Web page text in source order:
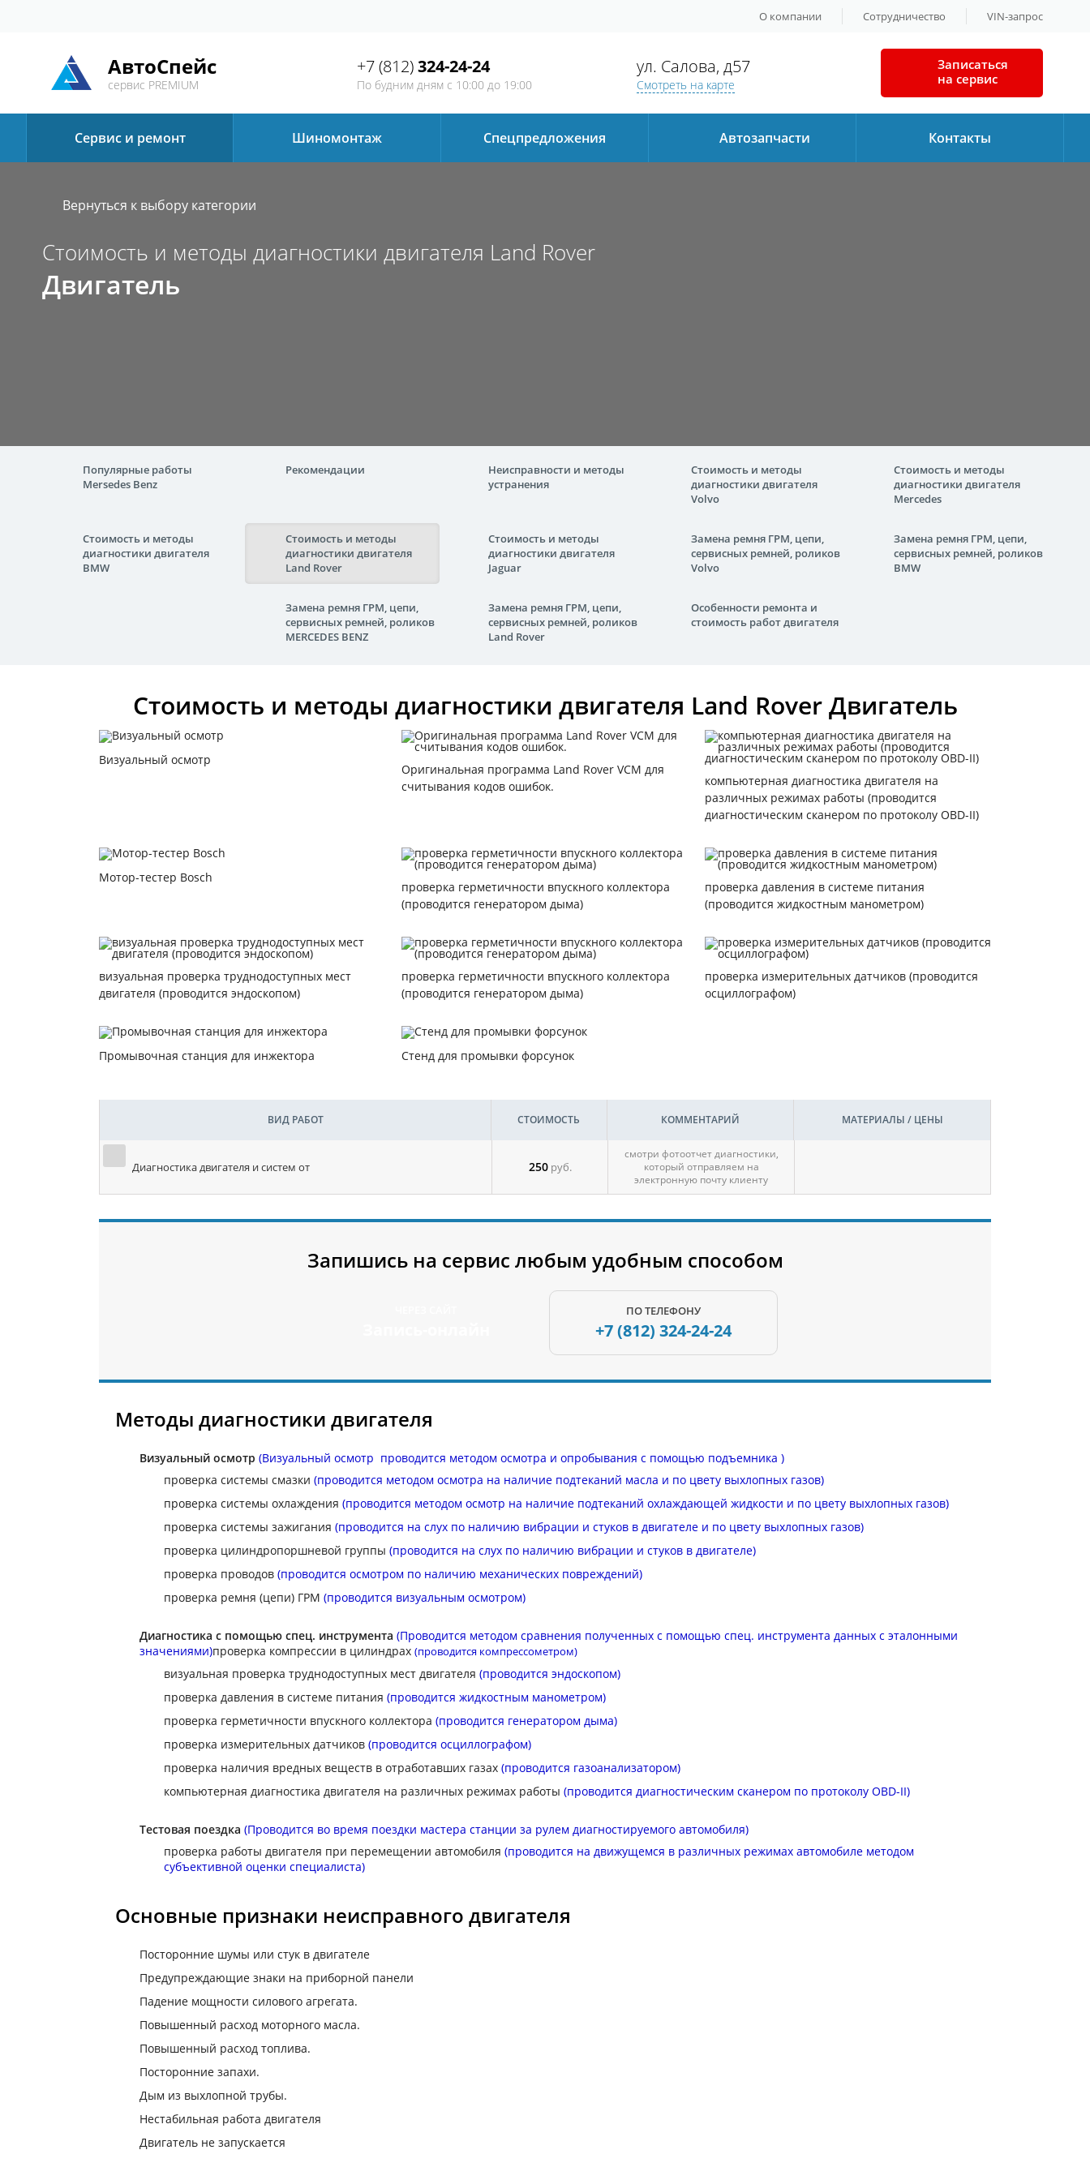
О компании Сотрудничество VIN-запрос
АвтоСпейс
сервис PREMIUM
+7 (812)324-24-24
По будним днямс 10:00 до 19:00
ул. Салова, д57
Смотреть на карте
Записаться
на сервис
Сервис и ремонт Шиномонтаж Спецпредложения Автозапчаcти Контакты
Вернуться к выбору категории
Стоимость и методы диагностики двигателя Land Rover
Двигатель
Популярные работы
Mersedes Benz
Рекомендации
Неисправности и методы
устранения
Стоимость и методы
диагностики двигателя
Volvo
Стоимость и методы
диагностики двигателя
Mercedes
Стоимость и методы
диагностики двигателя
BMW
Стоимость и методы
диагностики двигателя
Land Rover
Стоимость и методы
диагностики двигателя
Jaguar
Замена ремня ГРМ, цепи,
сервисных ремней, роликов
Volvo
Замена ремня ГРМ, цепи,
сервисных ремней, роликов
BMW
Замена ремня ГРМ, цепи,
сервисных ремней, роликов
MERCEDES BENZ
Замена ремня ГРМ, цепи,
сервисных ремней, роликов
Land Rover
Особенности ремонта и
стоимость работ двигателя
Стоимость и методы диагностики двигателя Land Rover Двигатель
Визуальный осмотр
Оригинальная программа Land Rover VCM для
считывания кодов ошибок.
компьютерная диагностика двигателя на
различных режимах работы (проводится
диагностическим сканером по протоколу OBD-II)
Мотор-тестер Bosch
проверка герметичности впускного коллектора
(проводится генератором дыма)
проверка давления в системе питания
(проводится жидкостным манометром)
визуальная проверка труднодоступных мест
двигателя (проводится эндоскопом)
проверка герметичности впускного коллектора
(проводится генератором дыма)
проверка измерительных датчиков (проводится
осциллографом)
Промывочная станция для инжектора Стенд для промывки форсунок
ВИД РАБОТ СТОИМОСТЬ КОММЕНТАРИЙ МАТЕРИАЛЫ / ЦЕНЫ
Диагностика двигателя и систем от 250руб.
смотри фотоотчет диагностики,
который отправляем на
электронную почту клиенту
Запишись на сервис любым удобным способом
ПО ТЕЛЕФОНУ
+7 (812) 324-24-24
Методы диагностики двигателя
Визуальный осмотр (Визуальный осмотр проводится методом осмотра и опробывания с помощью подъемника )
проверка системы смазки (проводится методом осмотра на наличие подтеканий масла и по цвету выхлопных газов)
проверка системы охлаждения (проводится методом осмотр на наличие подтеканий охлаждающей жидкости и по цвету выхлопных газов)
проверка системы зажигания (проводится на слух по наличию вибрации и стуков в двигателе и по цвету выхлопных газов)
проверка цилиндропоршневой группы (проводится на слух по наличию вибрации и стуков в двигателе)
проверка проводов (проводится осмотром по наличию механических повреждений)
проверка ремня (цепи) ГРМ (проводится визуальным осмотром)
Диагностика с помощью спец. инструмента (Проводится методом сравнения полученных с помощью спец. инструмента данных с эталонными
значениями)проверка компрессии в цилиндрах (проводится компрессометром)
визуальная проверка труднодоступных мест двигателя (проводится эндоскопом)
проверка давления в системе питания (проводится жидкостным манометром)
проверка герметичности впускного коллектора (проводится генератором дыма)
проверка измерительных датчиков (проводится осциллографом)
проверка наличия вредных веществ в отработавших газах (проводится газоанализатором)
компьютерная диагностика двигателя на различных режимах работы (проводится диагностическим сканером по протоколу OBD-II)
Тестовая поездка (Проводится во время поездки мастера станции за рулем диагностируемого автомобиля)
проверка работы двигателя при перемещении автомобиля (проводится на движущемся в различных режимах автомобиле методом
субъективной оценки специалиста)
Основные признаки неисправного двигателя
Посторонние шумы или стук в двигателе
Предупреждающие знаки на приборной панели
Падение мощности силового агрегата.
Повышенный расход моторного масла.
Повышенный расход топлива.
Посторонние запахи.
Дым из выхлопной трубы.
Нестабильная работа двигателя
Двигатель не запускается